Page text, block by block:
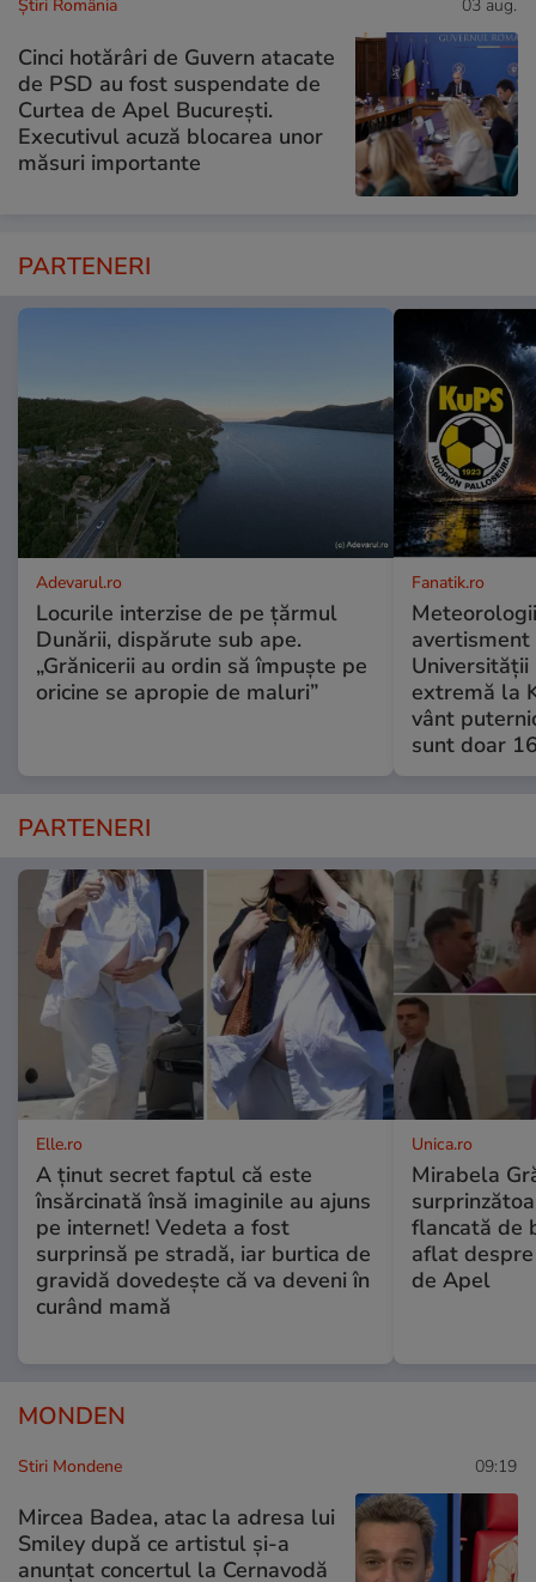
Știri România 03 aug.
Cinci hotărâri de Guvern atacate
de PSD au fost suspendate de
Curtea de Apel București.
Executivul acuză blocarea unor
măsuri importante
PARTENERI
Adevarul.ro
Locurile interzise de pe țărmul
Dunării, dispărute sub ape.
„Grănicerii au ordin să împuște pe
oricine se apropie de maluri”
Fanatik.ro
Universității
extremă la
vânt
sunt doar
PARTENERI
Elle.ro
A ținut secret faptul că este
însărcinată însă imaginile au ajuns
pe internet! Vedeta a fost
surprinsă pe stradă, iar burtica de
gravidă dovedește că va deveni în
curând mamă
Unica.ro
Mirabela
flancată de
aflat
de Apel
MONDEN
Stiri Mondene 09:19
Mircea Badea, atac la adresa lui
Smiley după ce artistul și-a
anunțat concertul la Cernavodă